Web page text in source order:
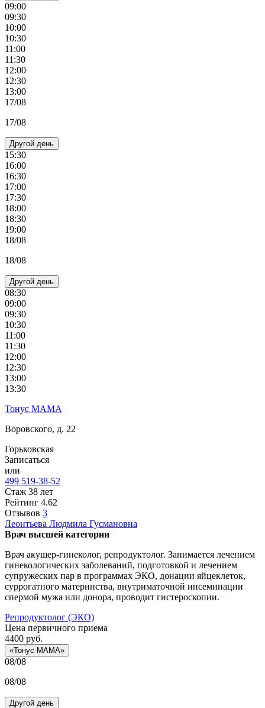
09:00
09:30
10:00
10:30
11:00
11:30
12:00
12:30
13:00
17/08
17/08
Другой день
15:30
16:00
16:30
17:00
17:30
18:00
18:30
19:00
18/08
18/08
Другой день
08:30
09:00
09:30
10:30
11:00
11:30
12:00
12:30
13:00
13:30
Тонус МАМА
Воровского, д. 22
Горьковская
Записаться
или
499 519-38-52
Стаж 38 лет
Рейтинг 4.62
Отзывов 3
Леонтьева Людмила Гусмановна
Врач высшей категории
Врач акушер-гинеколог, репродуктолог. Занимается лечением
гинекологических заболеваний, подготовкой и лечением
супружеских пар в программах ЭКО, донации яйцеклеток,
суррогатного материнства, внутриматочной инсеминации
спермой мужа или донора, проводит гистероскопии.
Репродуктолог (ЭКО)
Цена первичного приема
4400 руб.
«Тонус МАМА»
08/08
08/08
Другой день